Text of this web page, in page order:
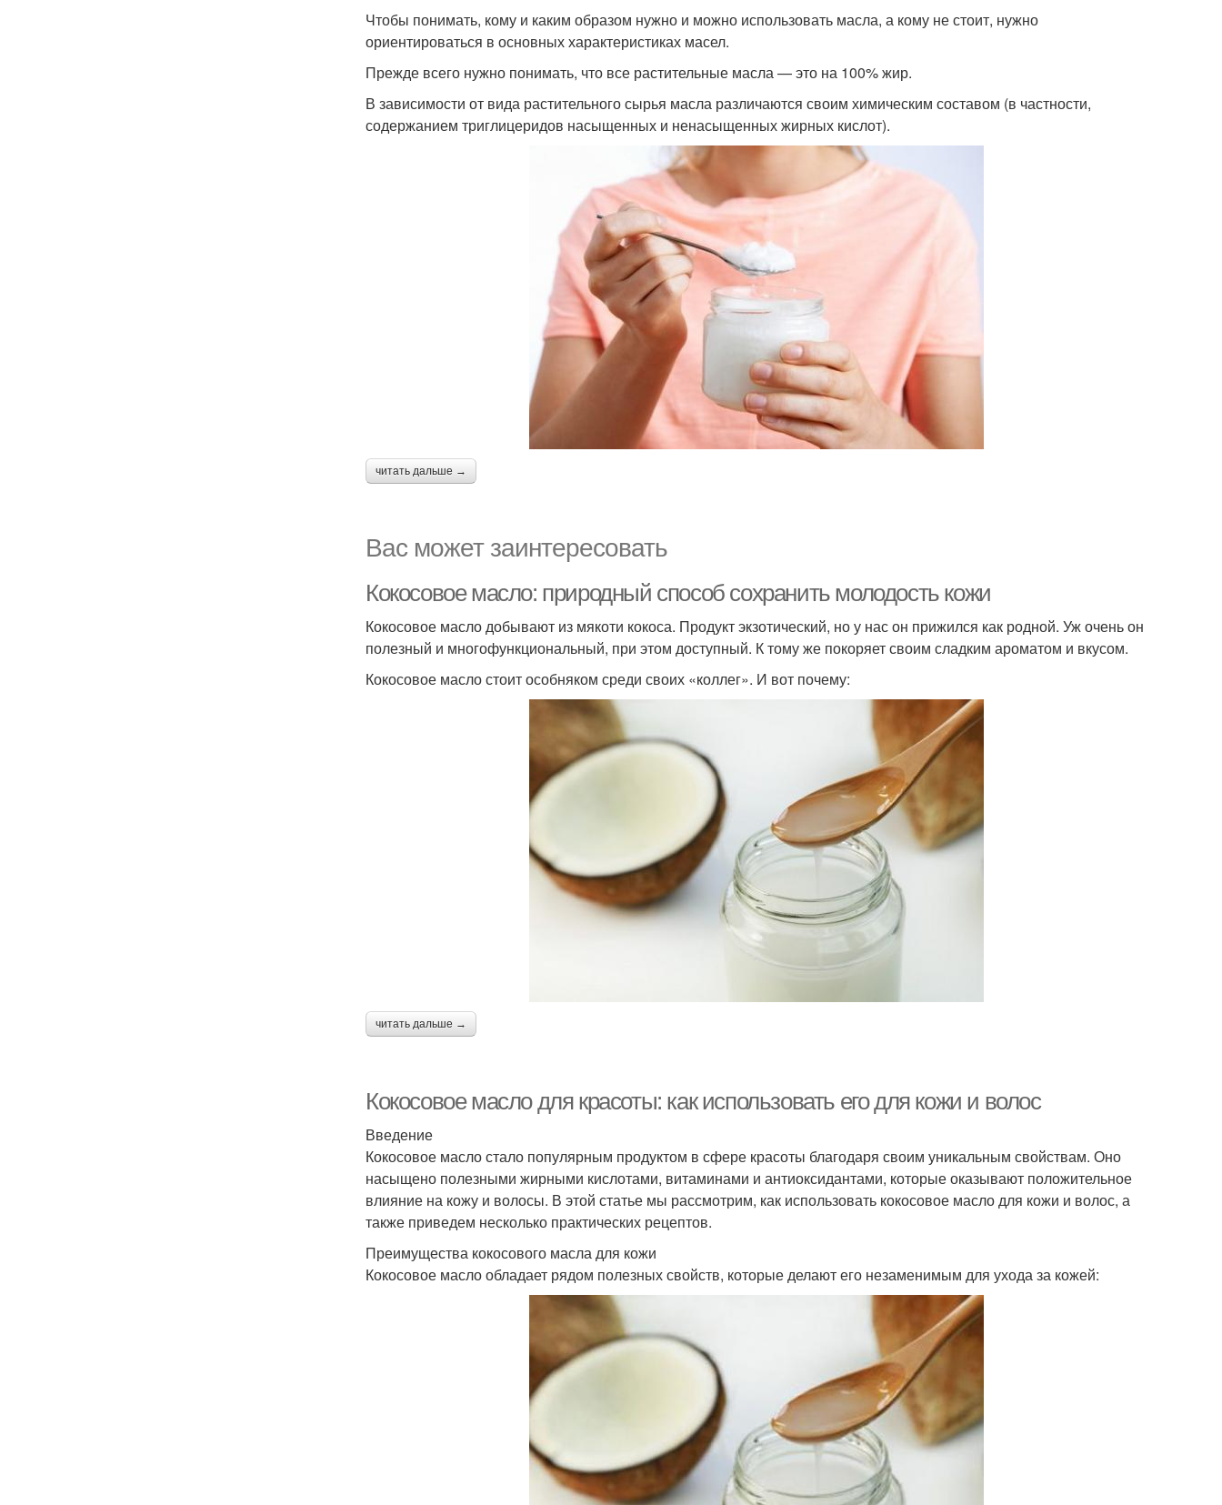
Чтобы понимать, кому и каким образом нужно и можно использовать масла, а кому не стоит, нужно
ориентироваться в основных характеристиках масел.
Прежде всего нужно понимать, что все растительные масла — это на 100% жир.
В зависимости от вида растительного сырья масла различаются своим химическим составом (в частности,
содержанием триглицеридов насыщенных и ненасыщенных жирных кислот).
читать дальше →
Вас может заинтересовать
Кокосовое масло: природный способ сохранить молодость кожи
Кокосовое масло добывают из мякоти кокоса. Продукт экзотический, но у нас он прижился как родной. Уж очень он
полезный и многофункциональный, при этом доступный. К тому же покоряет своим сладким ароматом и вкусом.
Кокосовое масло стоит особняком среди своих «коллег». И вот почему:
читать дальше →
Кокосовое масло для красоты: как использовать его для кожи и волос
Введение
Кокосовое масло стало популярным продуктом в сфере красоты благодаря своим уникальным свойствам. Оно
насыщено полезными жирными кислотами, витаминами и антиоксидантами, которые оказывают положительное
влияние на кожу и волосы. В этой статье мы рассмотрим, как использовать кокосовое масло для кожи и волос, а
также приведем несколько практических рецептов.
Преимущества кокосового масла для кожи
Кокосовое масло обладает рядом полезных свойств, которые делают его незаменимым для ухода за кожей: